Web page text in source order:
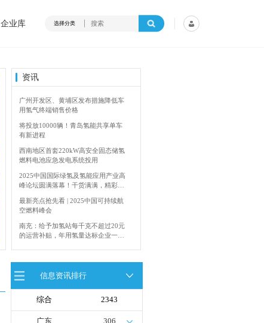
企业库 选择分类
内蒙古能源局：2024年加快建设输氢管道网络
资讯
广州开发区、黄埔区发布措施降低车
用氢气终端销售价格
将投放10000辆！青岛氢能共享单车
有新进程
西南地区首套220kW高安全固态储氢
燃料电池应急发电系统投用
2025中国国际绿氢及氢能应用产业高
峰论坛圆满落幕！干货满满，精彩瞬
最新亮点抢先看 | 2025中国可持续航
空燃料峰会
南充：给予加氢站每千克不超过20元
的运营补贴，年用氢量达标企业一次
青岛氢能新跨越：海德利森携手打造
全球首台套！240吨氢能矿用刚性自
发成果验收工作会议在呼伦贝尔举行
新疆俊瑞温宿规模化制绿氢项目开工
仪式在温宿县成功举办
信息资讯排行
综合 2343
广东 306